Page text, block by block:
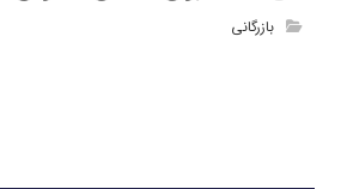
بازرگانی